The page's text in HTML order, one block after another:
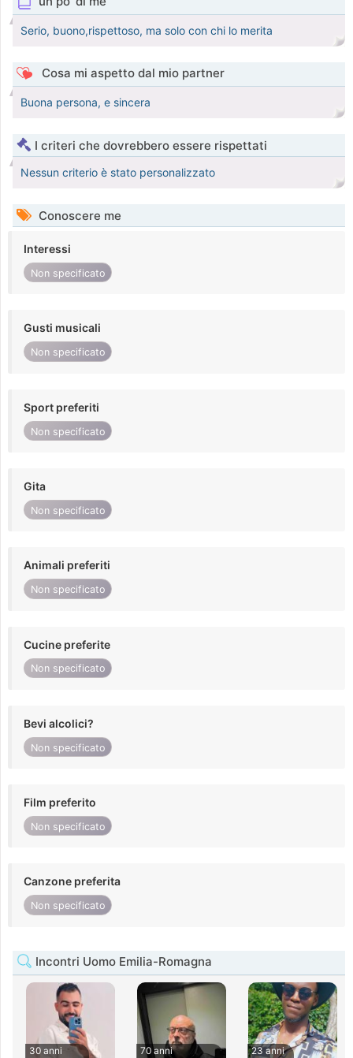
Serio, buono,rispettoso, ma solo con chi lo merita
Cosa mi aspetto dal mio partner
Buona persona, e sincera
I criteri che dovrebbero essere rispettati
Nessun criterio è stato personalizzato
Conoscere me
Interessi
Non specificato
Gusti musicali
Non specificato
Sport preferiti
Non specificato
Gita
Non specificato
Animali preferiti
Non specificato
Cucine preferite
Non specificato
Bevi alcolici?
Non specificato
Film preferito
Non specificato
Canzone preferita
Non specificato
Incontri Uomo Emilia-Romagna
30 anni
70 anni
23 anni